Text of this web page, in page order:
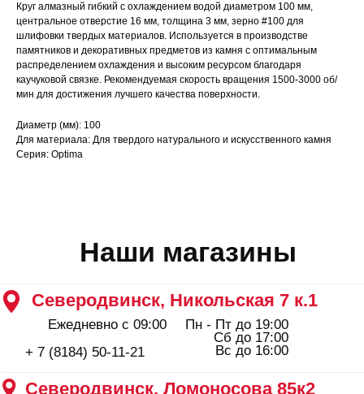
Круг алмазный гибкий с охлаждением водой диаметром 100 мм,
центральное отверстие 16 мм, толщина 3 мм, зерно #100 для
шлифовки твердых материалов. Используется в производстве
памятников и декоративных предметов из камня с оптимальным
распределением охлаждения и высоким ресурсом благодаря
каучуковой связке. Рекомендуемая скорость вращения 1500-3000 об/
мин для достижения лучшего качества поверхности.
Диаметр (мм): 100
Для материала: Для твердого натурального и искусственного камня
Серия: Optima
Архангельск, Урицкого 50 к.1
Северодвинск, Ломоносова 85к2
Северодвинск, Никольская 7 к.1
Ежедневно с 09:00
Пн - Пт до 19:00
Сб до 17:00
Вс до 16:00
Пн - Пт 09:00 - 19:00
Пн - Пт 09:00 - 19:00
+ 7 (8184) 50-11-21
+ 7 (911) 562-83-03